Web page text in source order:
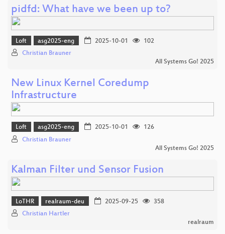
pidfd: What have we been up to?
Loft asg2025-eng 2025-10-01
102
Christian Brauner
All Systems Go! 2025
New Linux Kernel Coredump
Infrastructure
Loft asg2025-eng 2025-10-01
126
Christian Brauner
All Systems Go! 2025
Kalman Filter und Sensor Fusion
LoTHR realraum-deu 2025-09-25
358
Christian Hartler
realraum